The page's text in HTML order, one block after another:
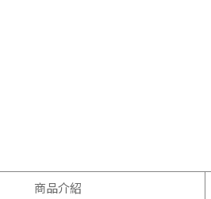
商品介紹